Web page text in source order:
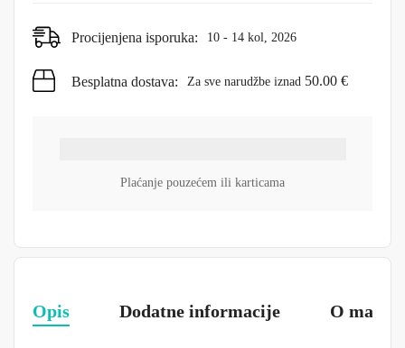
Procijenjena isporuka: 10 - 14 kol, 2026
Besplatna dostava: Za sve narudžbe iznad 50.00 €
Plaćanje pouzećem ili karticama
Opis Dodatne informacije O marki